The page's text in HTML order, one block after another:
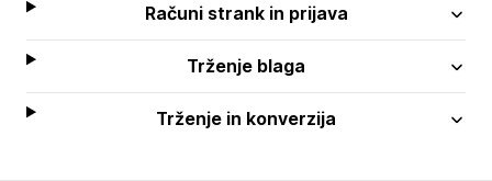
Računi strank in prijava
Trženje blaga
Trženje in konverzija